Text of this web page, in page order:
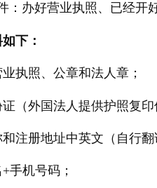
：办好营业执照、已经开
下：
执照、公章和法人章；
（外国法人提供护照复印
注册地址中英文（自行翻
手机号码；